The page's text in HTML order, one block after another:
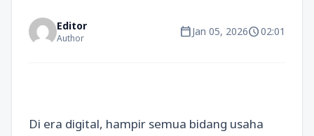
Editor
Author calendar_todayJan 05, 2026schedule02:01
Di era digital, hampir semua bidang usaha